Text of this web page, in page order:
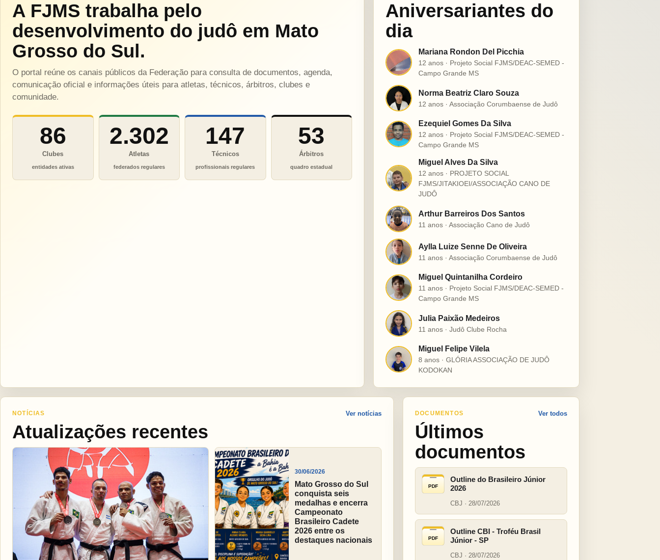
A FJMS trabalha pelo
desenvolvimento do judô em Mato
Grosso do Sul.
O portal reúne os canais públicos da Federação para consulta de documentos, agenda,
comunicação oficial e informações úteis para atletas, técnicos, árbitros, clubes e
comunidade.
86
Clubes
entidades ativas
2.302
Atletas
federados regulares
147
Técnicos
profissionais regulares
53
Árbitros
quadro estadual
Aniversariantes do
dia
M
Mariana Rondon Del Picchia
12 anos · Projeto Social FJMS/DEAC-SEMED -
Campo Grande MS
N Norma Beatriz Claro Souza
12 anos · Associação Corumbaense de Judô
E
Ezequiel Gomes Da Silva
12 anos · Projeto Social FJMS/DEAC-SEMED -
Campo Grande MS
M
Miguel Alves Da Silva
12 anos · PROJETO SOCIAL
FJMS/JITAKIOEI/ASSOCIAÇÃO CANO DE
JUDÔ
A Arthur Barreiros Dos Santos
11 anos · Associação Cano de Judô
A Aylla Luize Senne De Oliveira
11 anos · Associação Corumbaense de Judô
M
Miguel Quintanilha Cordeiro
11 anos · Projeto Social FJMS/DEAC-SEMED -
Campo Grande MS
J Julia Paixão Medeiros
11 anos · Judô Clube Rocha
M
Miguel Felipe Vilela
8 anos · GLÓRIA ASSOCIAÇÃO DE JUDÔ
KODOKAN
NOTÍCIAS
Atualizações recentes
Ver notícias
30/06/2026
Mato Grosso do Sul
conquista seis
medalhas e encerra
Campeonato
Brasileiro Cadete
2026 entre os
destaques nacionais
DOCUMENTOS
Últimos
documentos
Ver todos
PDF
Outline do Brasileiro Júnior
2026
CBJ · 28/07/2026
PDF
Outline CBI - Troféu Brasil
Júnior - SP
CBJ · 28/07/2026